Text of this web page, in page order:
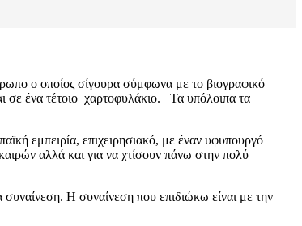
ο οποίος σίγουρα σύμφωνα με το βιογραφικό
σε ένα τέτοιο χαρτοφυλάκιο. Τα υπόλοιπα τα
εμπειρία, επιχειρησιακό, με έναν υφυπουργό
αλλά και για να χτίσουν πάνω στην πολύ
Η συναίνεση που επιδιώκω είναι με την